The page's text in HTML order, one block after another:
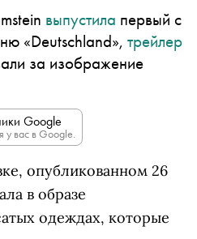
выпустила первый с
«Deutschland», трейлер
за изображение
Google
у вас в Google.
опубликованном 26
в образе
одеждах, которые